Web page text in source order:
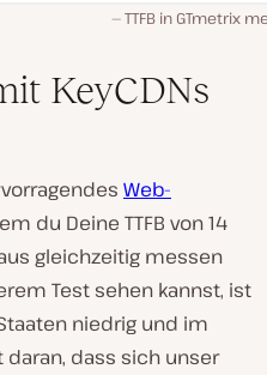
TTFB in GTmetrix
KeyCDNs
Web-
du Deine TTFB von 14
gleichzeitig messen
Test sehen kannst, ist
niedrig und im
daran, dass sich unser